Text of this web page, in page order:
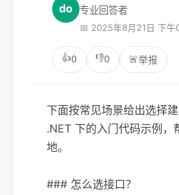
do 专业回答者
📅 2025年8月21日 下午
👍0 👎0 🚨举报
下面按常见场景给出选择
.NET 下的入门代码示例，
地。
### 怎么选接口？